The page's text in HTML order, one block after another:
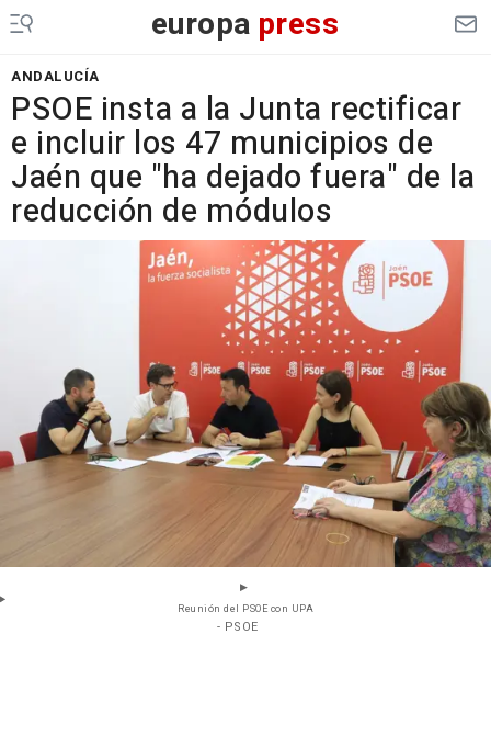
europa press
ANDALUCÍA
PSOE insta a la Junta rectificar
e incluir los 47 municipios de
Jaén que "ha dejado fuera" de la
reducción de módulos
Reunión del PSOE con UPA
- PSOE